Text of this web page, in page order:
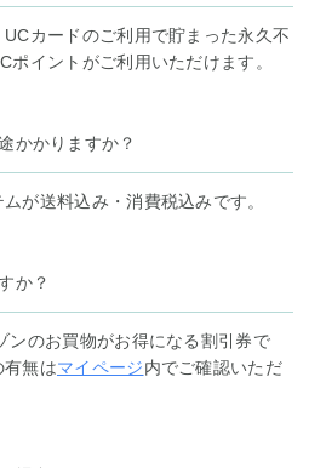
カードのご利用で貯まった永久不
ポイントがご利用いただけます。
かかりますか？
が送料込み・消費税込みです。
か？
ンのお買物がお得になる割引券で
有無はマイページ内でご確認いただ